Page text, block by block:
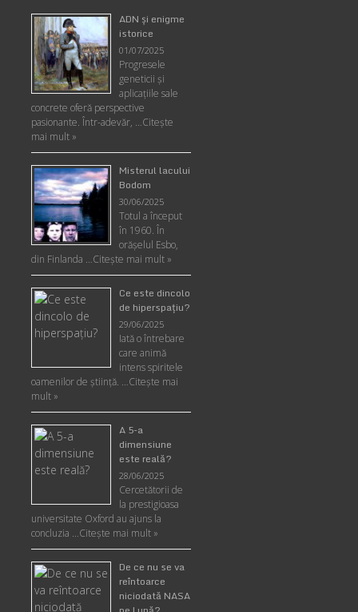
ADN şi enigme
istorice
01/07/2025
Progresele
geneticii şi
aplicaţiile sale
concrete oferă perspective
pasionante. Într-adevăr, …Citește
mai mult »
Misterul lacului
Bodom
30/06/2025
Totul a început
în 1960. În
orășelul Esbo,
din Finlanda …Citește mai mult »
Ce este dincolo
de hiperspaţiu?
29/06/2025
Iată o întrebare
care animă
intens spiritele
oamenilor de ştiinţă. …Citește mai
mult »
A 5-a
dimensiune
este reală?
28/06/2025
Cercetătorii de
la prestigioasa
universitate Oxford au ajuns la
concluzia …Citește mai mult »
De ce nu se va
reîntoarce
niciodată NASA